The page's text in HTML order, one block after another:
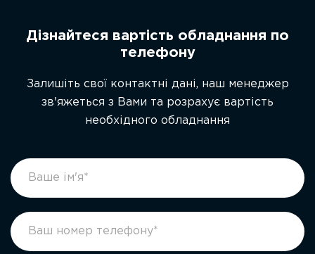
Дізнайтеся вартість обладнання по
телефону
Залишіть свої контактні дані, наш менеджер
зв'яжеться з Вами та розрахує вартість
необхідного обладнання
footer
form
If
you
human,
leave